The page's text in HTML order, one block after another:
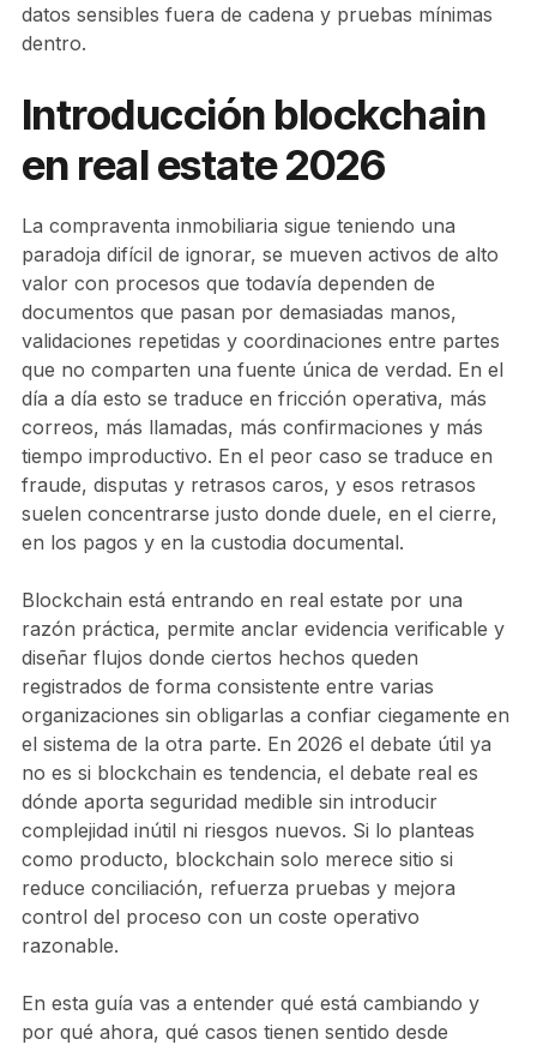
datos sensibles fuera de cadena y pruebas mínimas
dentro.
Introducción blockchain
en real estate 2026
La compraventa inmobiliaria sigue teniendo una
paradoja difícil de ignorar, se mueven activos de alto
valor con procesos que todavía dependen de
documentos que pasan por demasiadas manos,
validaciones repetidas y coordinaciones entre partes
que no comparten una fuente única de verdad. En el
día a día esto se traduce en fricción operativa, más
correos, más llamadas, más confirmaciones y más
tiempo improductivo. En el peor caso se traduce en
fraude, disputas y retrasos caros, y esos retrasos
suelen concentrarse justo donde duele, en el cierre,
en los pagos y en la custodia documental.
Blockchain está entrando en real estate por una
razón práctica, permite anclar evidencia verificable y
diseñar flujos donde ciertos hechos queden
registrados de forma consistente entre varias
organizaciones sin obligarlas a confiar ciegamente en
el sistema de la otra parte. En 2026 el debate útil ya
no es si blockchain es tendencia, el debate real es
dónde aporta seguridad medible sin introducir
complejidad inútil ni riesgos nuevos. Si lo planteas
como producto, blockchain solo merece sitio si
reduce conciliación, refuerza pruebas y mejora
control del proceso con un coste operativo
razonable.
En esta guía vas a entender qué está cambiando y
por qué ahora, qué casos tienen sentido desde